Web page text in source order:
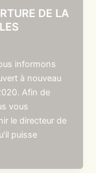
DE LA
informons
à nouveau
Afin de
vous
le directeur de
puisse